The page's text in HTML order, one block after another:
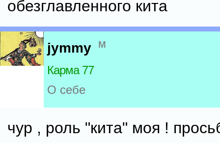
обезглавленного кита
jymmy м
Карма 77
О себе
чур , роль "кита" моя !